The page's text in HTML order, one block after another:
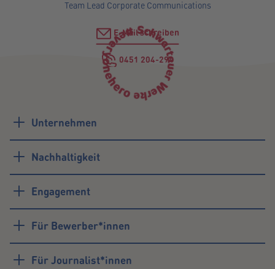
Team Lead Corporate Communications
E-Mail schreiben
0451 204-294
Kontaktformular
Unternehmen
Nachhaltigkeit
Engagement
Für Bewerber*innen
Für Journalist*innen